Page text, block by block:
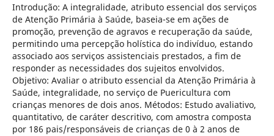
Introdução: A integralidade, atributo essencial dos serviços
de Atenção Primária à Saúde, baseia-se em ações de
promoção, prevenção de agravos e recuperação da saúde,
permitindo uma percepção holística do indivíduo, estando
associado aos serviços assistenciais prestados, a fim de
responder as necessidades dos sujeitos envolvidos.
Objetivo: Avaliar o atributo essencial da Atenção Primária à
Saúde, integralidade, no serviço de Puericultura com
crianças menores de dois anos. Métodos: Estudo avaliativo,
quantitativo, de caráter descritivo, com amostra composta
por 186 pais/responsáveis de crianças de 0 à 2 anos de